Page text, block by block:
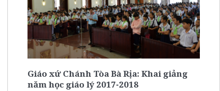
Giáo xứ Chánh Tòa Bà Rịa: Khai giảng
năm học giáo lý 2017-2018